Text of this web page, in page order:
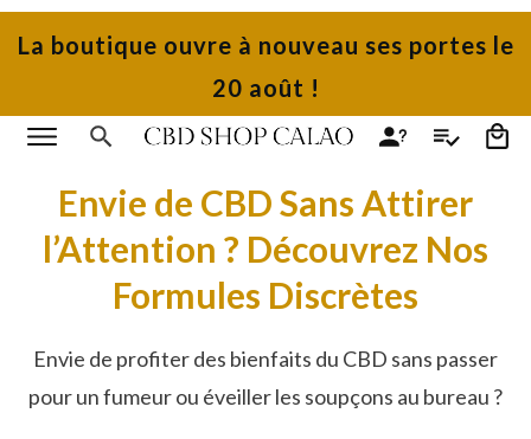
La boutique ouvre à nouveau ses portes le
20 août !
Envie de CBD Sans Attirer
l’Attention ? Découvrez Nos
Formules Discrètes
Envie de profiter des bienfaits du CBD sans passer
pour un fumeur ou éveiller les soupçons au bureau ?